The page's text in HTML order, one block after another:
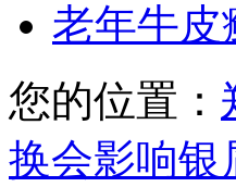
老年牛皮
您的位置：
换会影响银